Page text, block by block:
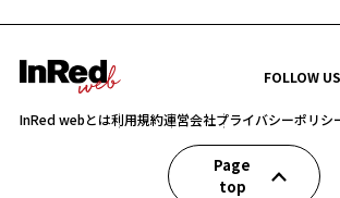
FOLLOW US
InRed webとは利用規約運営会社プライバシーポリシ
Page
top